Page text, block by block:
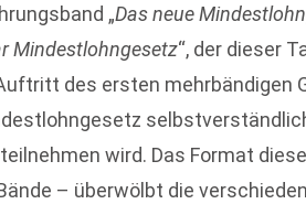
„Das neue
Mindestlohngesetz“, der dieser
des ersten mehrbändigen
wird. Das Format
– überwölbt die